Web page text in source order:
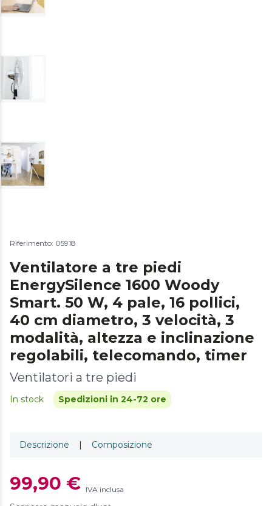
Riferimento: 05918
Ventilatore a tre piedi
EnergySilence 1600 Woody
Smart. 50 W, 4 pale, 16 pollici,
40 cm diametro, 3 velocità, 3
modalità, altezza e inclinazione
regolabili, telecomando, timer
Ventilatori a tre piedi
In stock Spedizioni in 24-72 ore
Descrizione | Composizione
99,90 € IVA inclusa